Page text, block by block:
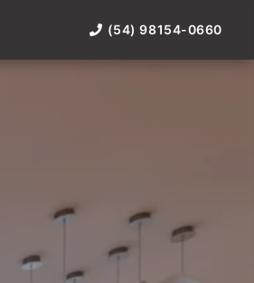
(54) 98154-0660